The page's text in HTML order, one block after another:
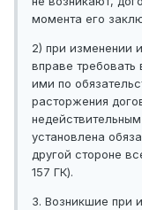
момента его
2) при изменении
вправе требовать
ими по
расторжения
установлена
другой стороне
157 ГК).
3. Возникшие при